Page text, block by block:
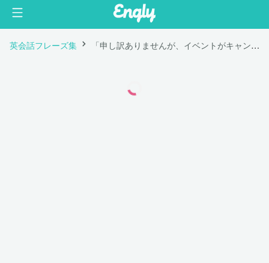
英会話フレーズ集 「申し訳ありませんが、イベントがキャンセルされました。」は英語で "I’m sorry to say that the event has been cancelled."